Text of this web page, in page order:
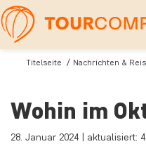
Titelseite Nachrichten &
Wohin im
28. Januar 2024 | aktualisiert: